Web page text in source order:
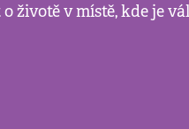
životě v místě, kde je